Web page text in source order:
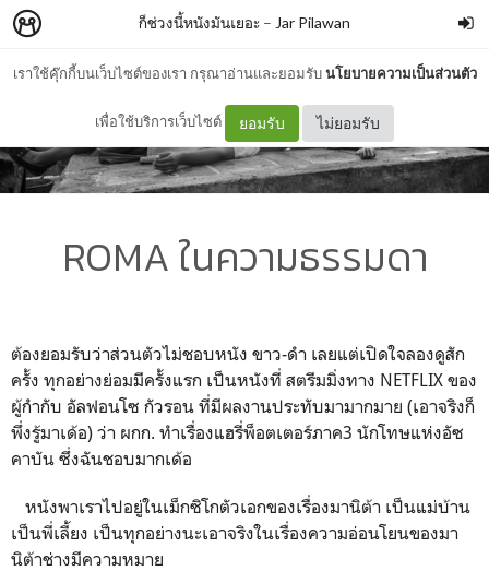
เราใช้คุ๊กกี้บนเว็บไซต์ของเรา กรุณาอ่านและยอมรับนโยบายความเป็นส่วนตัว
เพื่อใช้บริการเว็บไซต์ ยอมรับ ไม่ยอมรับ
ก็ช่วงนี้หนังมันเยอะ – Jar Pilawan
ROMA ในความธรรมดา
ต้องยอมรับว่าส่วนตัวไม่ชอบหนัง ขาว-ดำ เลยแต่เปิดใจลองดูสัก
ครั้ง ทุกอย่างย่อมมีครั้งแรก เป็นหนังที่ สตรีมมิ่งทาง NETFLIX ของ
ผู้กำกับ อัลฟอนโซ กัวรอน ที่มีผลงานประทับมามากมาย (เอาจริงก็
พึ่งรู้มาเด้อ) ว่า ผกก. ทำเรื่องแฮรี่พ็อตเตอร์ภาค3 นักโทษแห่งอัซ
คาบัน ซึ่งฉันชอบมากเด้อ
หนังพาเราไปอยู่ในเม็กซิโกตัวเอกของเรื่องมานิต้า เป็นแม่บ้าน
เป็นพี่เลี้ยง เป็นทุกอย่างนะเอาจริงในเรื่องความอ่อนโยนของมา
นิต้าช่างมีความหมาย